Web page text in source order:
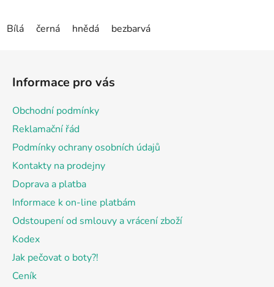
Bílá černá hnědá bezbarvá
Informace pro vás
Obchodní podmínky
Reklamační řád
Podmínky ochrany osobních údajů
Kontakty na prodejny
Doprava a platba
Informace k on-line platbám
Odstoupení od smlouvy a vrácení zboží
Kodex
Jak pečovat o boty?!
Ceník